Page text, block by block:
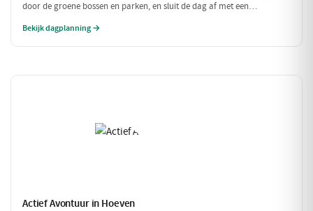
door de groene bossen en parken, en sluit de dag af met een
vrienden of gezin!
Bekijk dagplanning →
Actief Avontuur in Hoeven